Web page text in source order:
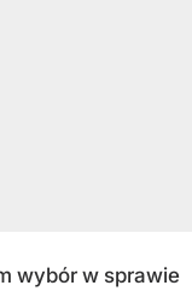
wybór w sprawie